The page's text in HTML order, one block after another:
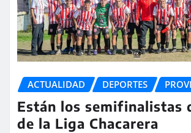
ACTUALIDAD DEPORTES
Están los semifinalistas
de la Liga Chacarera